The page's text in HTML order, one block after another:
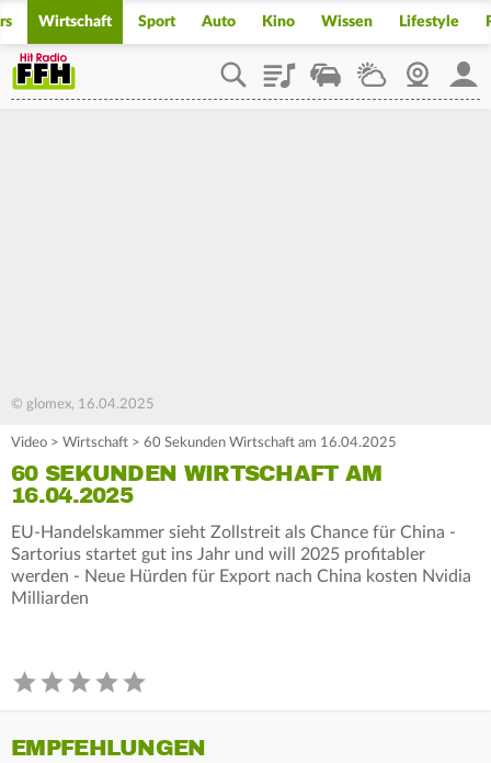
Wirtschaft Sport Auto Kino Wissen Lifestyle
PlaylistStaupilotWetterWebcam
© glomex, 16.04.2025
Video > Wirtschaft > 60 Sekunden Wirtschaft am 16.04.2025
60 SEKUNDEN WIRTSCHAFT AM
16.04.2025
EU-Handelskammer sieht Zollstreit als Chance für China -
Sartorius startet gut ins Jahr und will 2025 profitabler
werden - Neue Hürden für Export nach China kosten Nvidia
Milliarden
EMPFEHLUNGEN